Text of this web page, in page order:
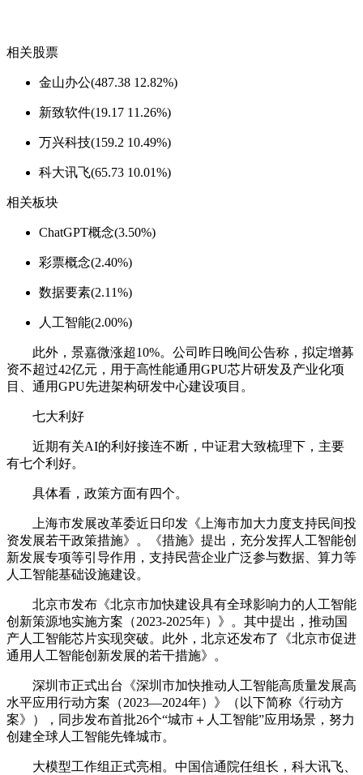
相关股票
金山办公(487.38 12.82%)
新致软件(19.17 11.26%)
万兴科技(159.2 10.49%)
科大讯飞(65.73 10.01%)
相关板块
ChatGPT概念(3.50%)
彩票概念(2.40%)
数据要素(2.11%)
人工智能(2.00%)
此外，景嘉微涨超10%。公司昨日晚间公告称，拟定增募
资不超过42亿元，用于高性能通用GPU芯片研发及产业化项
目、通用GPU先进架构研发中心建设项目。
七大利好
近期有关AI的利好接连不断，中证君大致梳理下，主要
有七个利好。
具体看，政策方面有四个。
上海市发展改革委近日印发《上海市加大力度支持民间投
资发展若干政策措施》。《措施》提出，充分发挥人工智能创
新发展专项等引导作用，支持民营企业广泛参与数据、算力等
人工智能基础设施建设。
北京市发布《北京市加快建设具有全球影响力的人工智能
创新策源地实施方案（2023-2025年）》。其中提出，推动国
产人工智能芯片实现突破。此外，北京还发布了《北京市促进
通用人工智能创新发展的若干措施》。
深圳市正式出台《深圳市加快推动人工智能高质量发展高
水平应用行动方案（2023—2024年）》（以下简称《行动方
案》），同步发布首批26个“城市＋人工智能”应用场景，努力
创建全球人工智能先锋城市。
大模型工作组正式亮相。中国信通院任组长，科大讯飞、